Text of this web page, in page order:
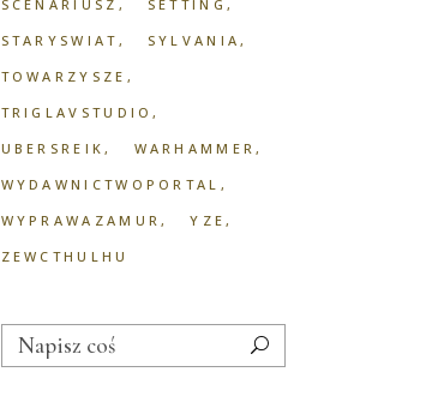
SCENARIUSZ
SETTING
STARYSWIAT
SYLVANIA
TOWARZYSZE
TRIGLAVSTUDIO
UBERSREIK
WARHAMMER
WYDAWNICTWOPORTAL
WYPRAWAZAMUR
YZE
ZEWCTHULHU
Search
for: